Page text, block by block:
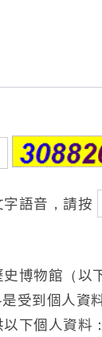
語音，請按
博物館（以
受到個人資
下個人資料